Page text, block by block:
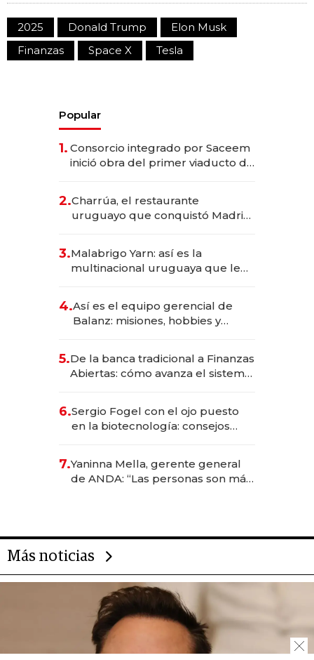
2025 Donald Trump
Elon Musk
Finanzas
Space X Tesla
Popular
1. Consorcio integrado por Saceem
inició obra del primer viaducto de
millones
2.Charrúa, el restaurante
uruguayo que conquistó Madrid:
anticipación y prepara apertura
3.Malabrigo Yarn: así es la
multinacional uruguaya que le
4.Así es el equipo gerencial de
Balanz: misiones, hobbies y
5.De la banca tradicional a Finanzas
Abiertas: cómo avanza el sistema
6.Sergio Fogel con el ojo puesto
en la biotecnología: consejos
rol de la IA
7.Yaninna Mella, gerente general
de ANDA: “Las personas son más
Más noticias